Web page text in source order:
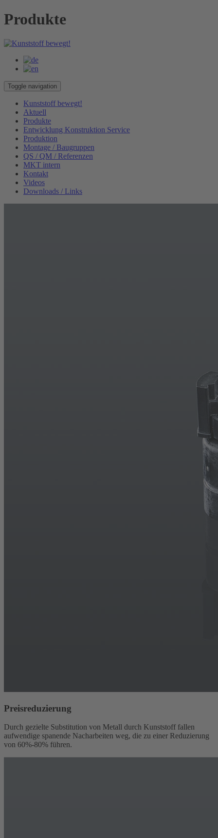
Produkte
Toggle navigation
Kunststoff bewegt!
Aktuell
Produkte
Entwicklung Konstruktion Service
Produktion
Montage / Baugruppen
QS / QM / Referenzen
MKT intern
Kontakt
Videos
Downloads / Links
Preisreduzierung
Durch gezielte Substitution von Metall durch Kunststoff fallen
aufwendige spanende Nacharbeiten weg, die zu einer Reduzierung
von 60%-80% führen.